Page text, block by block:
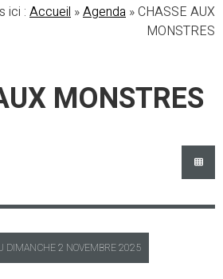
ici : Accueil »Agenda » CHASSE AUX
MONSTRES
MONSTRES
DIMANCHE2 NOVEMBRE 2025